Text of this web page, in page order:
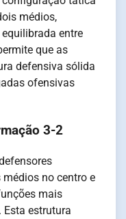
médios,
entre
que as
defensiva sólida
ofensivas
3-2
no centro e
mais
estrutura